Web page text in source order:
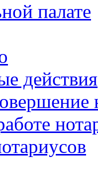
палате
действия